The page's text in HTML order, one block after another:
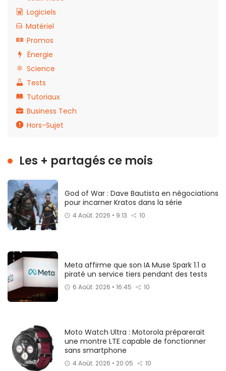
Logiciels
Matériel
Promos
Énergie
Science
Tests
Tutoriaux
Business Tech
Hors-Sujet
Les + partagés ce mois
God of War : Dave Bautista en négociations
pour incarner Kratos dans la série
4 Août. 2026 • 9:13 10
Meta affirme que son IA Muse Spark 1.1 a
piraté un service tiers pendant des tests
6 Août. 2026 • 16:45 10
Moto Watch Ultra : Motorola préparerait
une montre LTE capable de fonctionner
sans smartphone
4 Août. 2026 • 20:05 10